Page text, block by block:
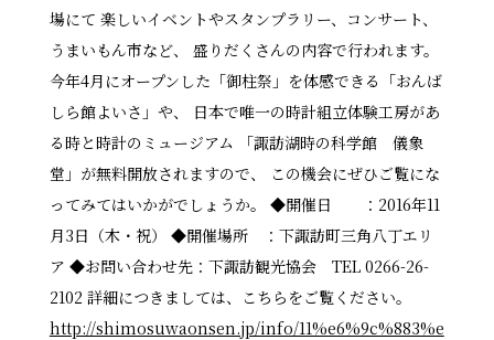
場にて 楽しいイベントやスタンプラリー、コンサート、
うまいもん市など、 盛りだくさんの内容で行われます。
今年4月にオープンした「御柱祭」を体感できる「おんば
しら館よいさ」や、 日本で唯一の時計組立体験工房があ
る時と時計のミュージアム 「諏訪湖時の科学館 儀象
堂」が無料開放されますので、 この機会にぜひご覧にな
ってみてはいかがでしょうか。 ◆開催日 ：2016年11
月3日（木・祝） ◆開催場所 ：下諏訪町三角八丁エリ
ア ◆お問い合わせ先：下諏訪観光協会 TEL 0266-26-
2102 詳細につきましては、こちらをご覧ください。
http://shimosuwaonsen.jp/info/11%e6%9c%883%e